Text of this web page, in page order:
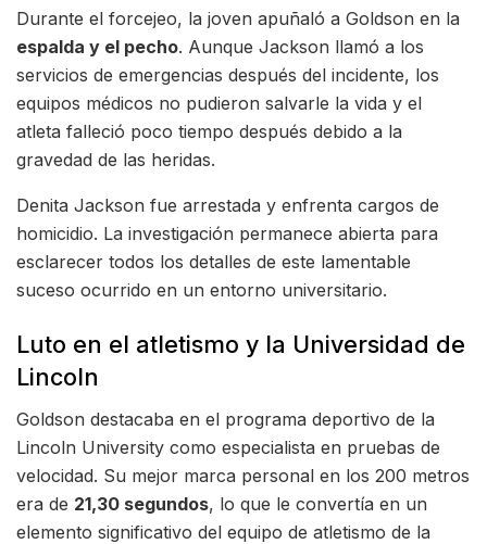
Durante el forcejeo, la joven apuñaló a Goldson en la
espalda y el pecho. Aunque Jackson llamó a los
servicios de emergencias después del incidente, los
equipos médicos no pudieron salvarle la vida y el
atleta falleció poco tiempo después debido a la
gravedad de las heridas.
Denita Jackson fue arrestada y enfrenta cargos de
homicidio. La investigación permanece abierta para
esclarecer todos los detalles de este lamentable
suceso ocurrido en un entorno universitario.
Luto en el atletismo y la Universidad de
Lincoln
Goldson destacaba en el programa deportivo de la
Lincoln University como especialista en pruebas de
velocidad. Su mejor marca personal en los 200 metros
era de 21,30 segundos, lo que le convertía en un
elemento significativo del equipo de atletismo de la